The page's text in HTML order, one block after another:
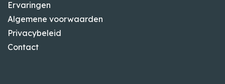
Ervaringen
Algemene voorwaarden
Privacybeleid
Contact